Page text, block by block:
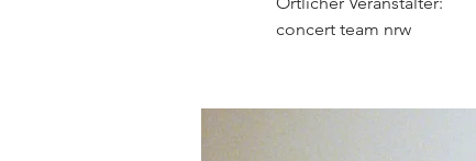
concert team nrw